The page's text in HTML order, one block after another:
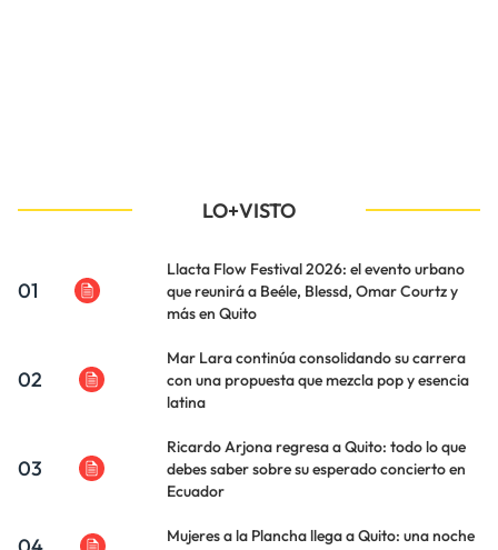
LO+VISTO
01
Llacta Flow Festival 2026: el evento urbano
que reunirá a Beéle, Blessd, Omar Courtz y
más en Quito
02
Mar Lara continúa consolidando su carrera
con una propuesta que mezcla pop y esencia
latina
03
Ricardo Arjona regresa a Quito: todo lo que
debes saber sobre su esperado concierto en
Ecuador
Mujeres a la Plancha llega a Quito: una noche